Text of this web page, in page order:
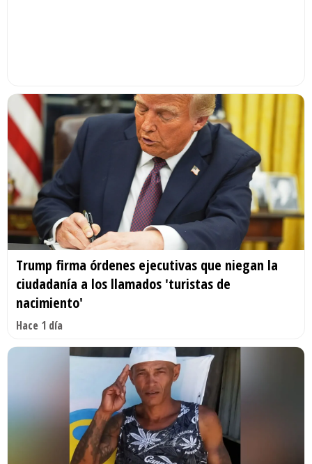
Trump firma órdenes ejecutivas que niegan la
ciudadanía a los llamados 'turistas de
nacimiento'
Hace 1 día